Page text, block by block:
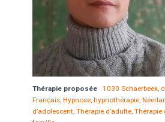
Thérapie proposée 1030 Schaerbeek,
Français, Hypnose, hypnothérapie,
d’adolescent, Thérapie d’adulte, Thérapie